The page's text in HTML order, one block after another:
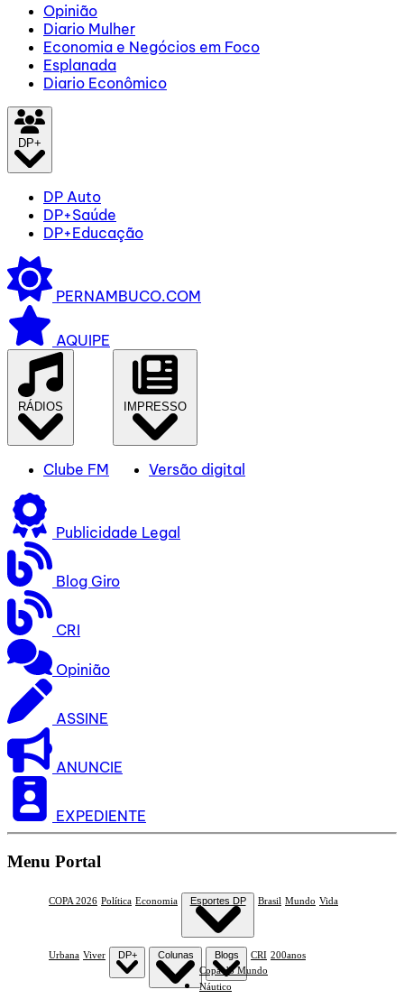
Opinião
Diario Mulher
Economia e Negócios em Foco
Esplanada
Diario Econômico
DP+
DP Auto
DP+Saúde
DP+Educação
PERNAMBUCO.COM
AQUIPE
RÁDIOS
Clube FM
IMPRESSO
Versão digital
Publicidade Legal
Blog Giro
CRI
Opinião
ASSINE
ANUNCIE
EXPEDIENTE
Menu Portal
COPA 2026 Política Economia Esportes DP
Copa do Mundo
Náutico
Brasil Mundo Vida
Urbana Viver DP+ Colunas Blogs CRI 200anos